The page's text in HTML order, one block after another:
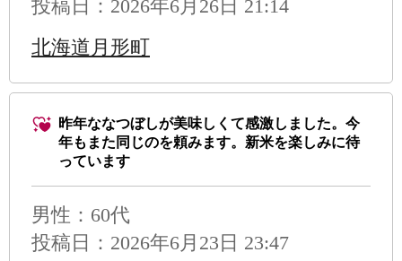
投稿日：2026年6月26日 21:14
北海道月形町
昨年ななつぼしが美味しくて感激しました。今
年もまた同じのを頼みます。新米を楽しみに待
っています
男性 ：60代
投稿日：2026年6月23日 23:47